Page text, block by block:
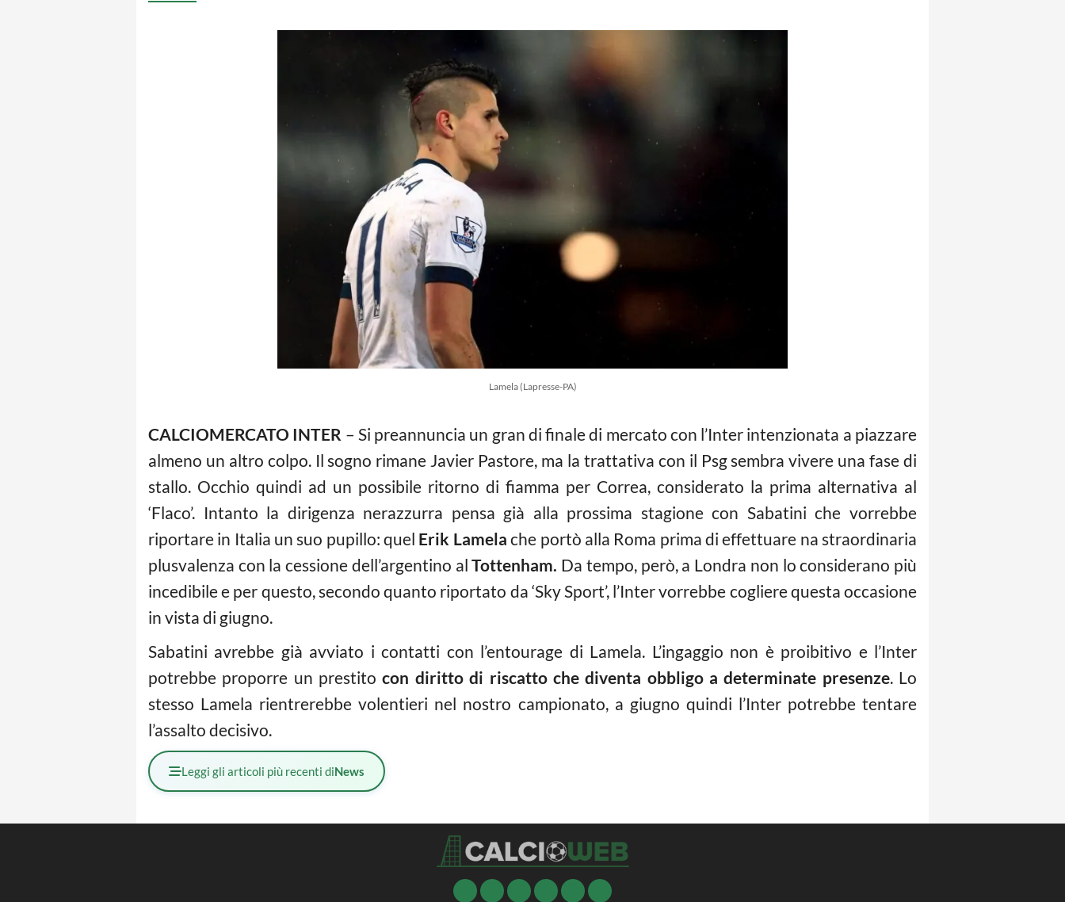
Lamela (Lapresse-PA)
CALCIOMERCATO INTER – Si preannuncia un gran di finale di mercato con l’Inter intenzionata a piazzare
almeno un altro colpo. Il sogno rimane Javier Pastore, ma la trattativa con il Psg sembra vivere una fase di
stallo. Occhio quindi ad un possibile ritorno di fiamma per Correa, considerato la prima alternativa al
‘Flaco’. Intanto la dirigenza nerazzurra pensa già alla prossima stagione con Sabatini che vorrebbe
riportare in Italia un suo pupillo: quel Erik Lamela che portò alla Roma prima di effettuare na straordinaria
plusvalenza con la cessione dell’argentino alTottenham. Da tempo, però, a Londra non lo considerano più
incedibile e per questo, secondo quanto riportato da ‘Sky Sport’, l’Inter vorrebbe cogliere questa occasione
in vista di giugno.
Sabatini avrebbe già avviato i contatti con l’entourage di Lamela. L’ingaggio non è proibitivo e l’Inter
potrebbe proporre un prestitocon diritto di riscatto che diventa obbligo a determinate presenze. Lo
stesso Lamela rientrerebbe volentieri nel nostro campionato, a giugno quindi l’Inter potrebbe tentare
l’assalto decisivo.
Leggi gli articoli più recenti diNews